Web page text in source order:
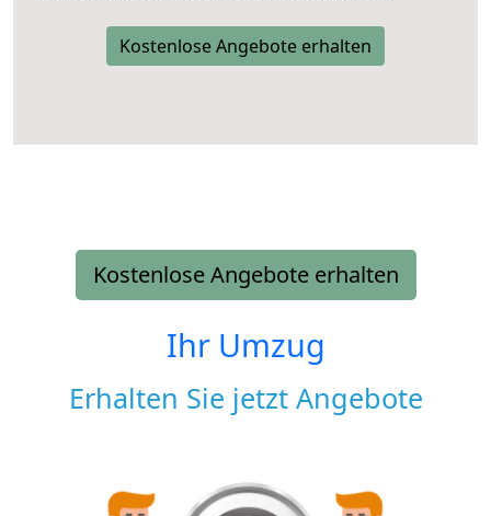
Kostenlose Angebote erhalten
Kostenlose Angebote erhalten
Ihr Umzug
Erhalten Sie jetzt Angebote